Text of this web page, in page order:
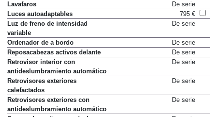
Lavafaros
De serie
Luces autoadaptables
795 €
Luz de freno de intensidad
variable
De serie
Ordenador de a bordo
De serie
Reposacabezas activos delante
De serie
Retrovisor interior con
antideslumbramiento automático
De serie
Retrovisores exteriores
calefactados
De serie
Retrovisores exteriores con
antideslumbramiento automático
De serie